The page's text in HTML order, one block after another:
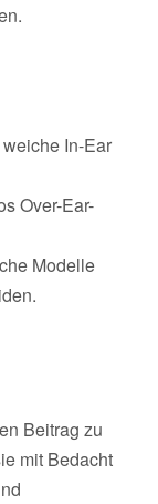
In-Ear
Over-Ear-
Modelle
Beitrag zu
mit Bedacht